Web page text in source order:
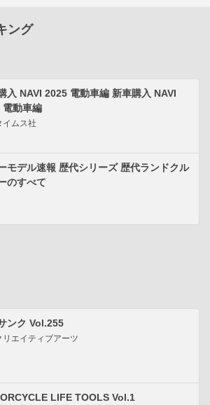
ング
入 NAVI 2025 電動車編 新車購入 NAVI
電動車編
イムス社
モデル速報 歴代シリーズ 歴代ランドクル
のすべて
ンク Vol.255
リエイティブアーツ
LIFE TOOLS Vol.1